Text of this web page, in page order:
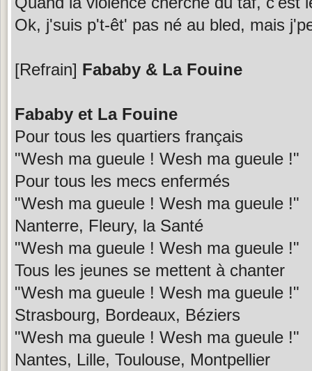
Ok, j'suis p't-êt' pas né au bled, mais
[Refrain] Fababy & La Fouine
Fababy et La Fouine
Pour tous les quartiers français
"Wesh ma gueule ! Wesh ma gueule !"
Pour tous les mecs enfermés
"Wesh ma gueule ! Wesh ma gueule !"
Nanterre, Fleury, la Santé
"Wesh ma gueule ! Wesh ma gueule !"
Tous les jeunes se mettent à chanter
"Wesh ma gueule ! Wesh ma gueule !"
Strasbourg, Bordeaux, Béziers
"Wesh ma gueule ! Wesh ma gueule !"
Nantes, Lille, Toulouse, Montpellier